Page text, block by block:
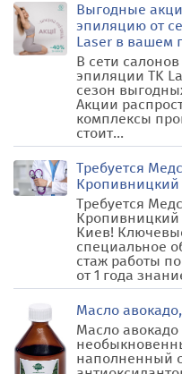
Выгодные
эпиляцию от
Laser в вашем
В сети
эпиляции TK
сезон
Акции
комплексы
стоит...
Требуется
Кропивницкий
Требуется
Кропивницкий
Киев!
специальное
стаж работы
от 1 года
Масло
Масло
наполненный